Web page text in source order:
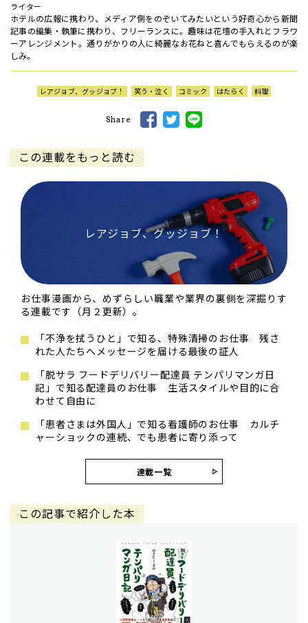
ライター
ホテルの広報に携わり、メディア側をのぞいてみたいという好奇心から新聞
記事の編集・執筆に携わり、フリーランスに。趣味は花壇の手入れとフラワ
ーアレンジメント。通りがかりの人に綺麗なお花ねと喜んでもらえるのが楽
しみ。
レアジョブ、グッジョブ！ 笑う・泣く コミック はたらく 料理
Share
この連載をもっと読む
レアジョブ、グッジョブ！
お仕事漫画から、めずらしい職業や業界の裏側を深掘りす
る連載です（月２更新）。
「不浄を拭うひと」で知る、特殊清掃のお仕事 残さ
れた人たちへメッセージを届ける最後の証人
「脱サラ フードデリバリー配達員 テンパリマンガ日
記」で知る配達員のお仕事 生活スタイルや目的に合
わせて自由に
「患者さまは外国人」で知る看護師のお仕事 カルチ
ャーショックの連続、でも患者に寄り添って
連載一覧
この記事で紹介した本